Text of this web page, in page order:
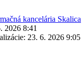
kancelária Skalica
2026 8:41
23. 6. 2026 9:05